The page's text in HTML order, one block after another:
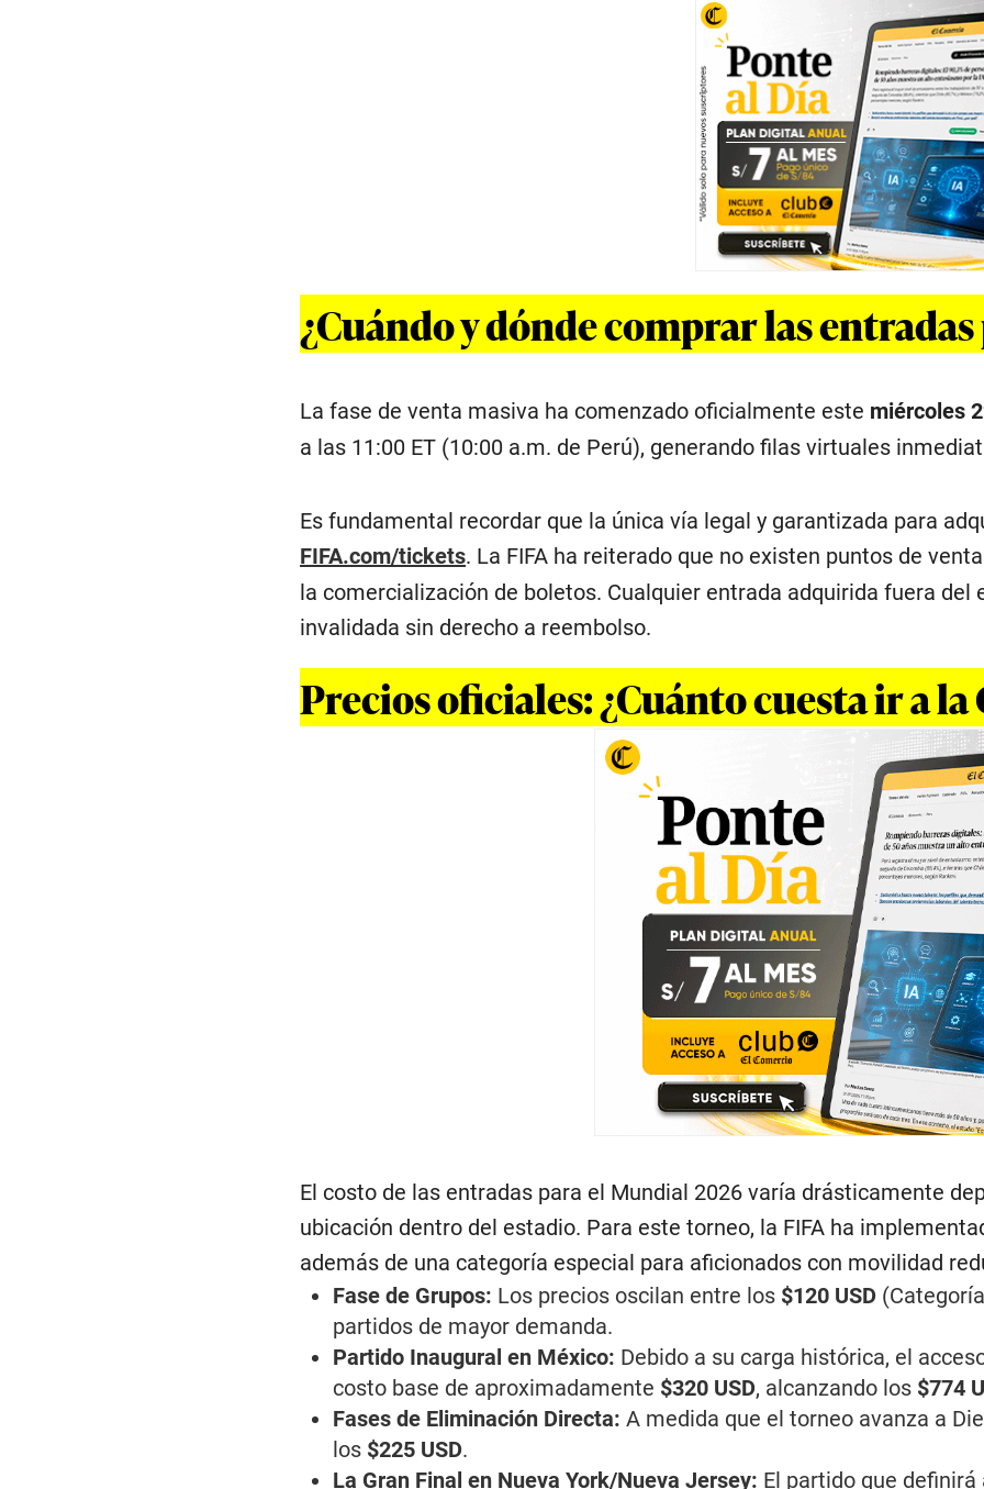
¿Cuándo y dónde comprar las
La fase de venta masiva ha comenzado oficialmente este miércoles
a las 11:00 ET (10:00 a.m. de Perú), generando filas virtuales
Es fundamental recordar que la única vía legal y garantizada para
FIFA.com/tickets. La FIFA ha reiterado que no existen puntos de
la comercialización de boletos. Cualquier entrada adquirida fuera
invalidada sin derecho a reembolso.
Precios oficiales: ¿Cuánto cuesta ir a
El costo de las entradas para el Mundial 2026 varía drásticamente
ubicación dentro del estadio. Para este torneo, la FIFA ha
además de una categoría especial para aficionados con movilidad
Fase de Grupos: Los precios oscilan entre los $120 USD
partidos de mayor demanda.
Partido Inaugural en México: Debido a su carga histórica, el
costo base de aproximadamente $320 USD, alcanzando los $774
Fases de Eliminación Directa: A medida que el torneo avanza a
los $225 USD.
La Gran Final en Nueva York/Nueva Jersey: El partido que